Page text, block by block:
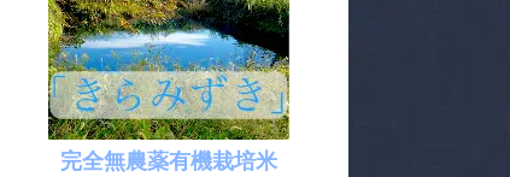
完全無農薬有機栽培米